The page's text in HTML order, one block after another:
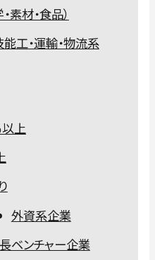
素材・食品）
工・運輸・物流系
上
外資系企業
ベンチャー企業